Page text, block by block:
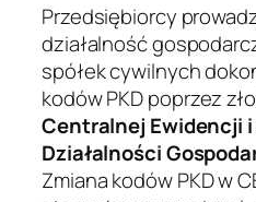
Przedsiębiorcy
działalność
spółek cywilnych
kodów PKD poprzez
Centralnej Ewidencji
Działalności
Zmiana kodów PKD w